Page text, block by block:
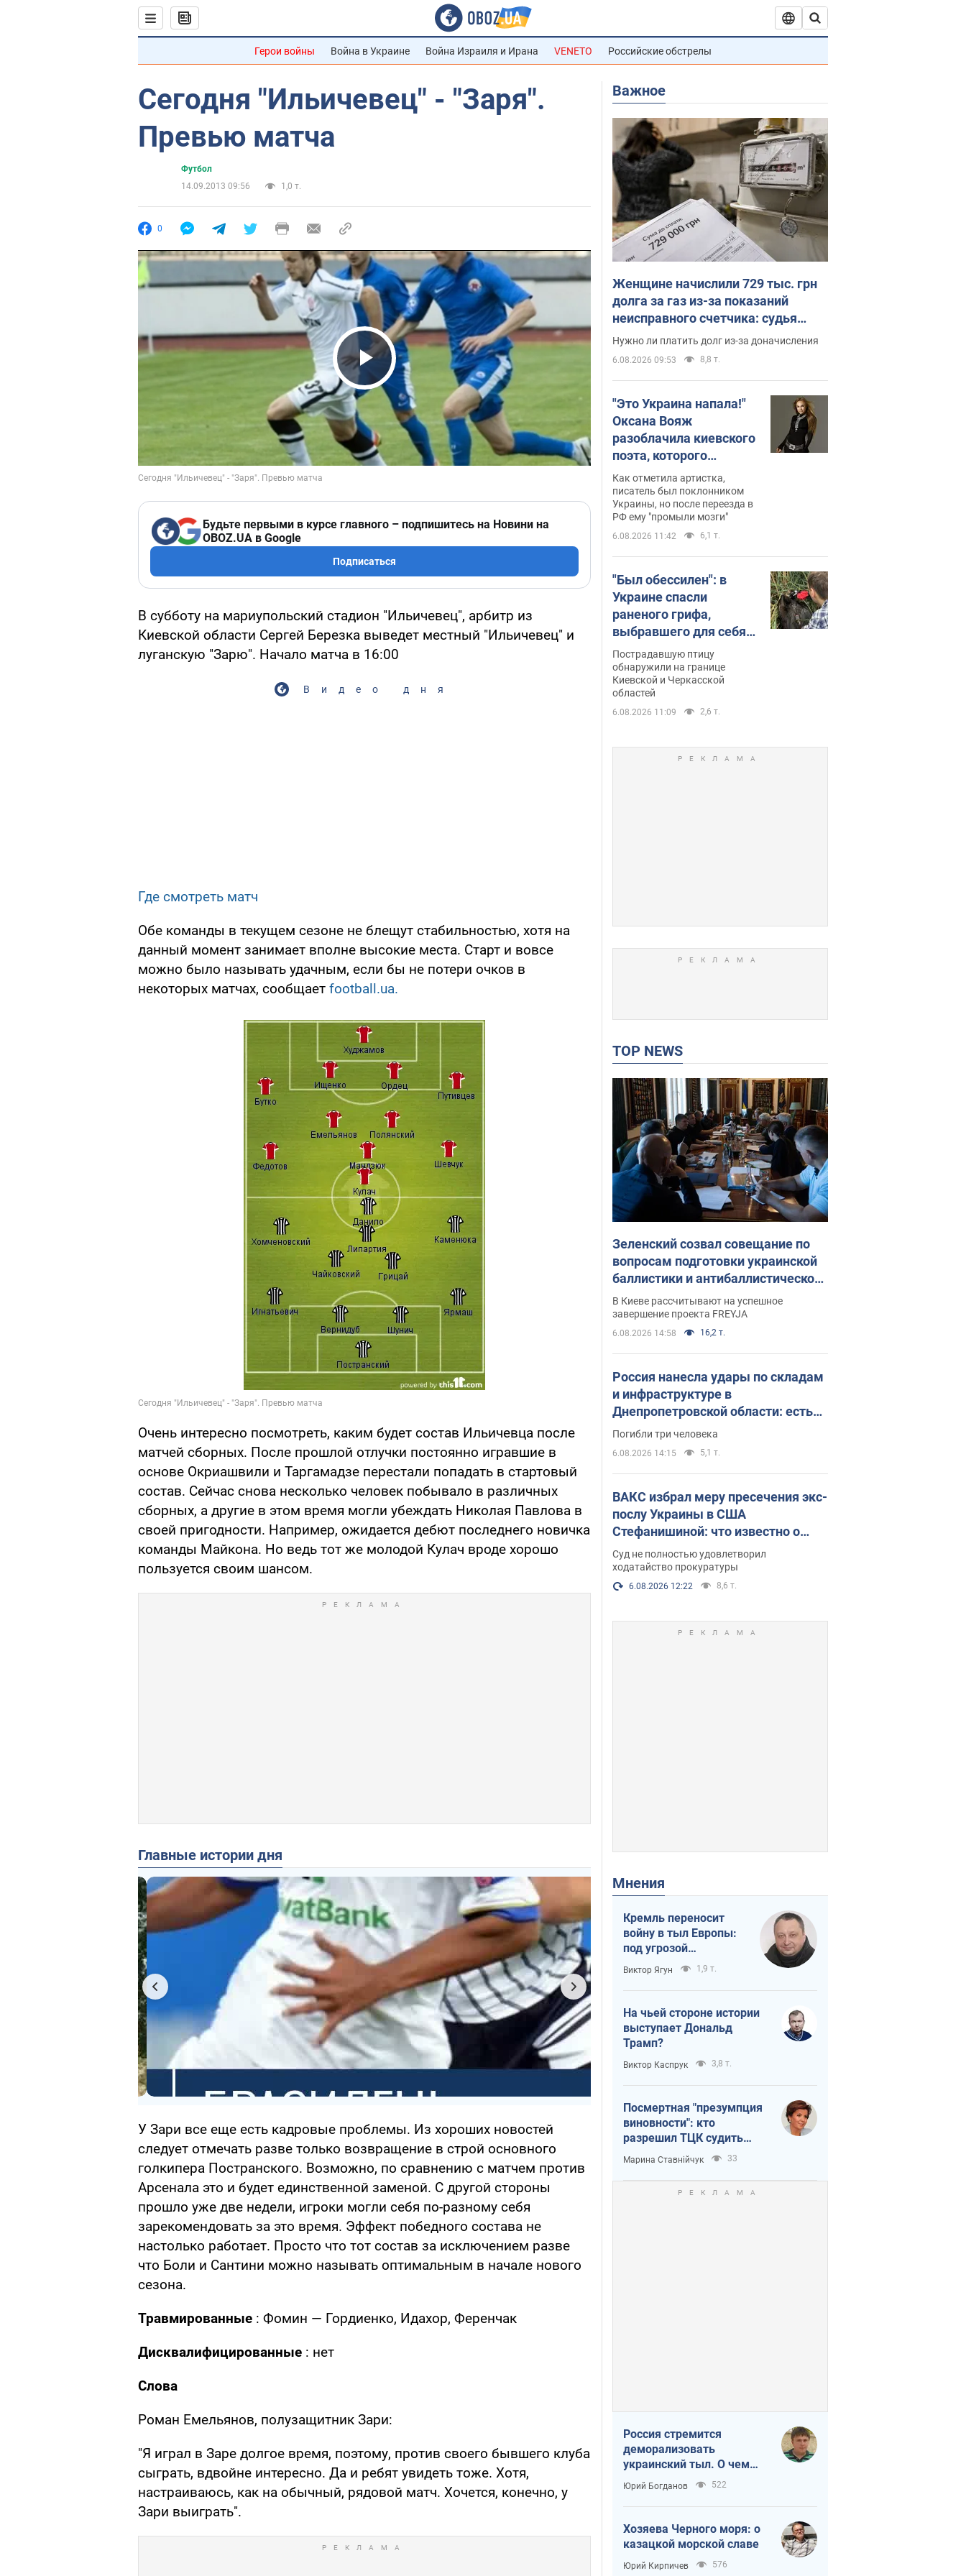
Герои войны Война в Украине Война Израиля и Ирана VENETO Российские обстрелы
Сегодня "Ильичевец" - "Заря".
Превью матча
Футбол
14.09.2013 09:56
1,0 т.
0
Play Video
Будьте первыми в курсе главного – подпишитесь на Новини на
OBOZ.UA в Google
Подписаться
В субботу на мариупольский стадион "Ильичевец", арбитр из
Киевской области Сергей Березка выведет местный "Ильичевец" и
луганскую "Зарю". Начало матча в 16:00
Видео дня
Где смотреть матч
Обе команды в текущем сезоне не блещут стабильностью, хотя на
данный момент занимает вполне высокие места. Старт и вовсе
можно было называть удачным, если бы не потери очков в
некоторых матчах, сообщает football.ua.
Очень интересно посмотреть, каким будет состав Ильичевца после
матчей сборных. После прошлой отлучки постоянно игравшие в
основе Окриашвили и Таргамадзе перестали попадать в стартовый
состав. Сейчас снова несколько человек побывало в различных
сборных, а другие в этом время могли убеждать Николая Павлова в
своей пригодности. Например, ожидается дебют последнего новичка
команды Майкона. Но ведь тот же молодой Кулач вроде хорошо
пользуется своим шансом.
Главные истории дня
У Зари все еще есть кадровые проблемы. Из хороших новостей
следует отмечать разве только возвращение в строй основного
голкипера Постранского. Возможно, по сравнению с матчем против
Арсенала это и будет единственной заменой. С другой стороны
прошло уже две недели, игроки могли себя по-разному себя
зарекомендовать за это время. Эффект победного состава не
настолько работает. Просто что тот состав за исключением разве
что Боли и Сантини можно называть оптимальным в начале нового
сезона.
Травмированные : Фомин — Гордиенко, Идахор, Ференчак
Дисквалифицированные : нет
Слова
Роман Емельянов, полузащитник Зари:
"Я играл в Заре долгое время, поэтому, против своего бывшего клуба
сыграть, вдвойне интересно. Да и ребят увидеть тоже. Хотя,
настраиваюсь, как на обычный, рядовой матч. Хочется, конечно, у
Зари выиграть".
Важное
Женщине начислили 729 тыс. грн
долга за газ из-за показаний
неисправного счетчика: судья
вынес неожиданное решение
Нужно ли платить долг из-за доначисления
6.08.2026 09:53 8,8 т.
"Это Украина напала!"
Оксана Вояж
разоблачила киевского
поэта, которого
"зазомбировали": он
даже русского не знал,
а теперь хочет
геноцида украинцев
Как отметила артистка,
писатель был поклонником
Украины, но после переезда в
РФ ему "промыли мозги"
6.08.2026 11:42 6,1 т.
"Был обессилен": в
Украине спасли
раненого грифа,
выбравшего для себя
нетипичный маршрут.
Фото
Пострадавшую птицу
обнаружили на границе
Киевской и Черкасской
областей
6.08.2026 11:09 2,6 т.
TOP NEWS
Зеленский созвал совещание по
вопросам подготовки украинской
баллистики и антибаллистической
программы FREYJA: какие
решения готовятся
В Киеве рассчитывают на успешное
завершение проекта FREYJA
6.08.2026 14:58 16,2 т.
Россия нанесла удары по складам
и инфраструктуре в
Днепропетровской области: есть
погибшие и раненые. Фото
Погибли три человека
6.08.2026 14:15 5,1 т.
ВАКС избрал меру пресечения экс-
послу Украины в США
Стефанишиной: что известно о
деле
Суд не полностью удовлетворил
ходатайство прокуратуры
6.08.2026 12:22 8,6 т.
Мнения
Кремль переносит
войну в тыл Европы:
под угрозой
критическая
логистика
Виктор Ягун 1,9 т.
На чьей стороне истории
выступает Дональд
Трамп?
Виктор Каспрук 3,8 т.
Посмертная "презумпция
виновности": кто
разрешил ТЦК судить
погибших защитников
Марина Ставнійчук 33
Россия стремится
деморализовать
украинский тыл. О чем
стоит себе напомнить
Юрий Богданов 522
Хозяева Черного моря: о
казацкой морской славе
Юрий Кирпичев 576